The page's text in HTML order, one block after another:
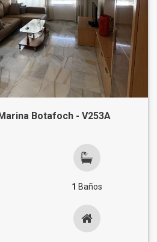
Botafoch - V253A
1 Baños